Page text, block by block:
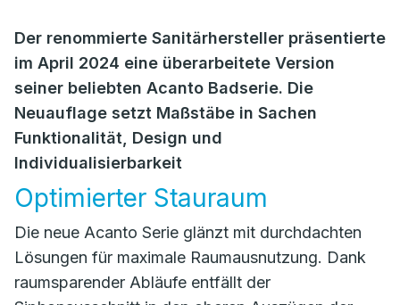
Der renommierte Sanitärhersteller präsentierte
im April 2024 eine überarbeitete Version
seiner beliebten Acanto Badserie. Die
Neuauflage setzt Maßstäbe in Sachen
Funktionalität, Design und
Individualisierbarkeit
Optimierter Stauraum
Die neue Acanto Serie glänzt mit durchdachten
Lösungen für maximale Raumausnutzung. Dank
raumsparender Abläufe entfällt der